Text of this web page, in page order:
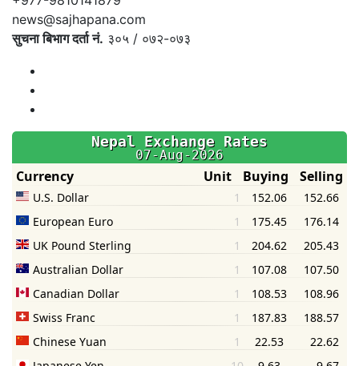
news@sajhapana.com
सुचना बिभाग दर्ता नं. ३०५ / ०७२-०७३